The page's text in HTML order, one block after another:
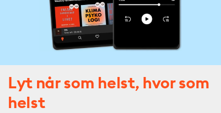
Lyt når som helst, hvor som
helst